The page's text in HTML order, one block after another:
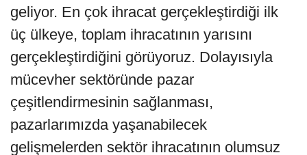
geliyor. En çok ihracat gerçekleştirdiği ilk
üç ülkeye, toplam ihracatının yarısını
gerçekleştirdiğini görüyoruz. Dolayısıyla
mücevher sektöründe pazar
çeşitlendirmesinin sağlanması,
pazarlarımızda yaşanabilecek
gelişmelerden sektör ihracatının olumsuz